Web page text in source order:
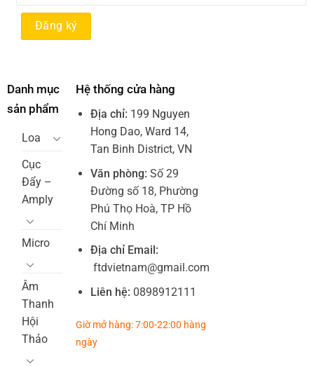
Danh mục
sản phẩm
Loa
Cục
Đẩy –
Amply
Micro
Âm
Thanh
Hội
Thảo
Hệ thống cửa hàng
Địa chỉ: 199 Nguyen
Hong Dao, Ward 14,
Tan Binh District, VN
Văn phòng: Số 29
Đường số 18, Phường
Phú Thọ Hoà, TP Hồ
Chí Minh
Địa chỉ Email:
ftdvietnam@gmail.com
Liên hệ: 0898912111
Giờ mở hàng: 7:00-22:00 hàng
ngày